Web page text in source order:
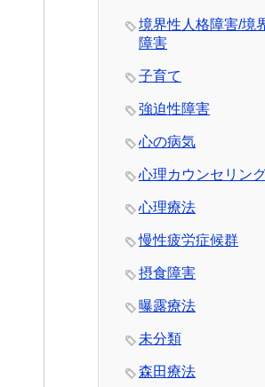
境界性人格障害/境
障害
子育て
強迫性障害
心の病気
心理カウンセリン
心理療法
慢性疲労症候群
摂食障害
曝露療法
未分類
森田療法